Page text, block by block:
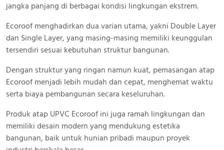
jangka panjang di berbagai kondisi lingkungan ekstrem.
Ecoroof menghadirkan dua varian utama, yakni Double Layer
dan Single Layer, yang masing-masing memiliki keunggulan
tersendiri sesuai kebutuhan struktur bangunan.
Dengan struktur yang ringan namun kuat, pemasangan atap
Ecoroof menjadi lebih mudah dan cepat, menghemat waktu
serta biaya pembangunan secara keseluruhan.
Produk atap UPVC Ecoroof ini juga ramah lingkungan dan
memiliki desain modern yang mendukung estetika
bangunan, baik untuk hunian pribadi maupun proyek